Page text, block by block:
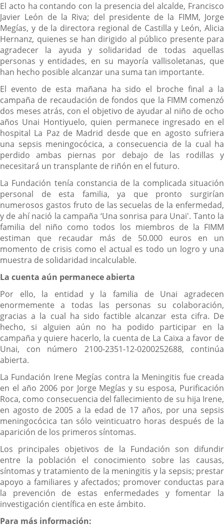
El acto ha contando con la presencia del alcalde, Francisco
Javier León de la Riva; del presidente de la FIMM, Jorge
Megías, y de la directora regional de Castilla y León, Alicia
Hernanz, quienes se han dirigido al público presente para
agradecer la ayuda y solidaridad de todas aquellas
personas y entidades, en su mayoría vallisoletanas, que
han hecho posible alcanzar una suma tan importante.
El evento de esta mañana ha sido el broche final a la
campaña de recaudación de fondos que la FIMM comenzó
dos meses atrás, con el objetivo de ayudar al niño de ocho
años Unai Hontiyuelo, quien permanece ingresado en el
hospital La Paz de Madrid desde que en agosto sufriera
una sepsis meningocócica, a consecuencia de la cual ha
perdido ambas piernas por debajo de las rodillas y
necesitará un transplante de riñón en el futuro.
La Fundación tenía constancia de la complicada situación
personal de esta familia, ya que pronto surgirían
numerosos gastos fruto de las secuelas de la enfermedad,
y de ahí nació la campaña ‘Una sonrisa para Unai'. Tanto la
familia del niño como todos los miembros de la FIMM
estiman que recaudar más de 50.000 euros en un
momento de crisis como el actual es todo un logro y una
muestra de solidaridad incalculable.
La cuenta aún permanece abierta
Por ello, la entidad y la familia de Unai agradecen
enormemente a todas las personas su colaboración,
gracias a la cual ha sido factible alcanzar esta cifra. De
hecho, si alguien aún no ha podido participar en la
campaña y quiere hacerlo, la cuenta de La Caixa a favor de
Unai, con número 2100-2351-12-0200252688, continúa
abierta.
La Fundación Irene Megías contra la Meningitis fue creada
en el año 2006 por Jorge Megías y su esposa, Purificación
Roca, como consecuencia del fallecimiento de su hija Irene,
en agosto de 2005 a la edad de 17 años, por una sepsis
meningocócica tan sólo veinticuatro horas después de la
aparición de los primeros síntomas.
Los principales objetivos de la Fundación son difundir
entre la población el conocimiento sobre las causas,
síntomas y tratamiento de la meningitis y la sepsis; prestar
apoyo a familiares y afectados; promover conductas para
la prevención de estas enfermedades y fomentar la
investigación científica en este ámbito.
Para más información: